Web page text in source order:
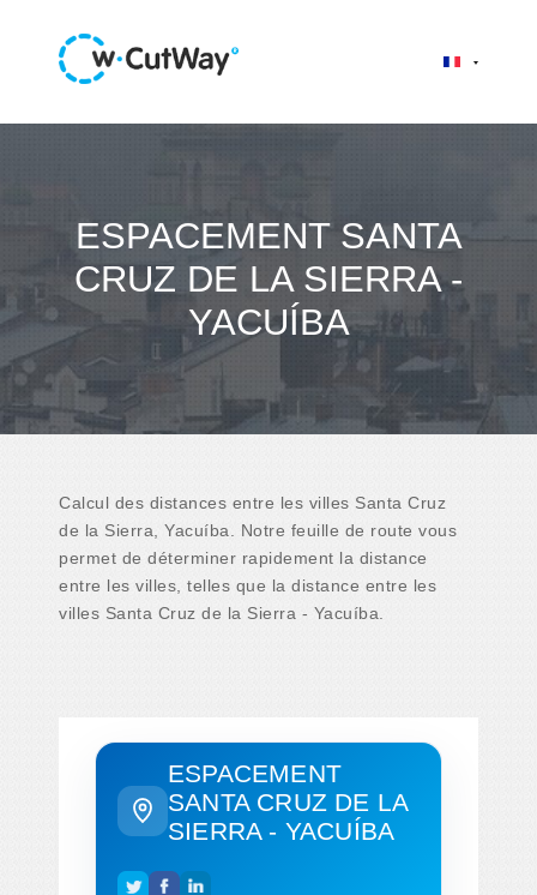
ESPACEMENT SANTA
CRUZ DE LA SIERRA -
YACUÍBA
Calcul des distances entre les villes Santa Cruz
de la Sierra, Yacuíba. Notre feuille de route vous
permet de déterminer rapidement la distance
entre les villes, telles que la distance entre les
villes Santa Cruz de la Sierra - Yacuíba.
ESPACEMENT
SANTA CRUZ DE LA
SIERRA - YACUÍBA